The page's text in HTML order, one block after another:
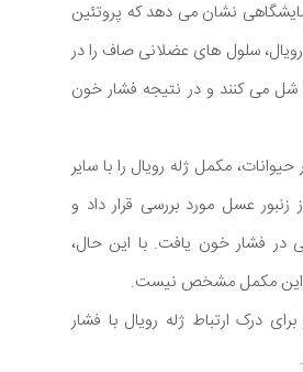
نشان می دهد که پروتئین
سلول های عضلانی صاف را در
می کنند و در نتیجه فشار خون
مکمل ژله رویال را با سایر
عسل مورد بررسی قرار داد و
در فشار خون یافت. با این حال،
این مکمل مشخص نیست.
درک ارتباط ژله رویال با فشار